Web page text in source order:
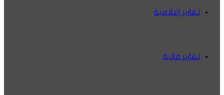
تقارير إعلامية
تقارير مالية